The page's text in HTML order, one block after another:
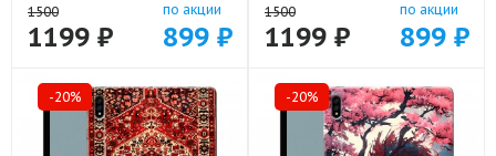
1500
1199 ₽
по акции
899 ₽
1500
1199 ₽
по акции
899 ₽
-20% -20%